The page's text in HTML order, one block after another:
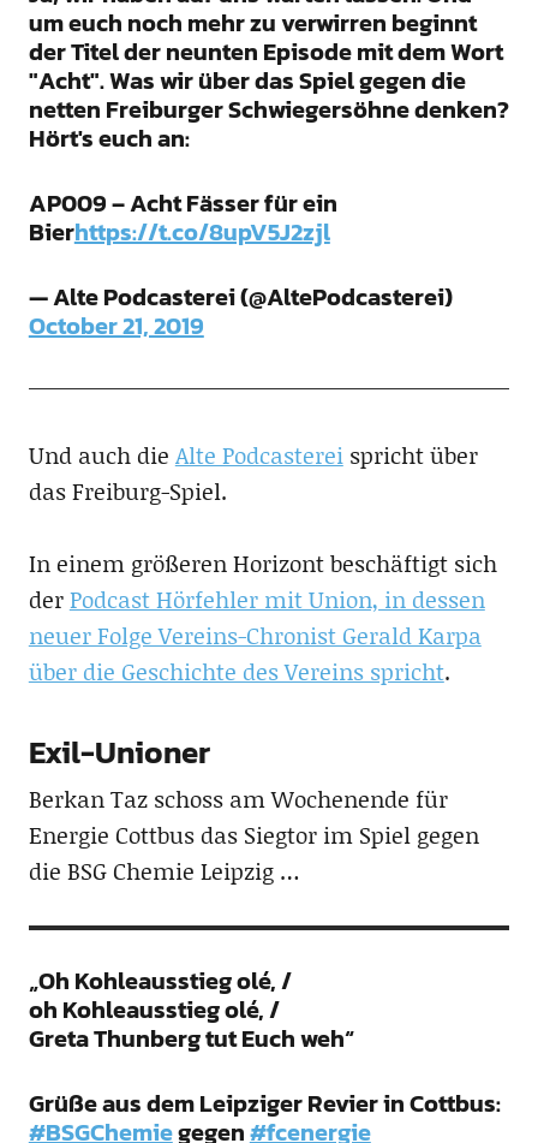
um euch noch mehr zu verwirren beginnt
der Titel der neunten Episode mit dem Wort
"Acht". Was wir über das Spiel gegen die
netten Freiburger Schwiegersöhne denken?
Hört's euch an:
AP009 – Acht Fässer für ein
Bierhttps://t.co/8upV5J2zjl
— Alte Podcasterei (@AltePodcasterei)
October 21, 2019
Und auch die Alte Podcastereispricht über
das Freiburg-Spiel.
In einem größeren Horizont beschäftigt sich
derPodcast Hörfehler mit Union, in dessen
neuer Folge Vereins-Chronist Gerald Karpa
über die Geschichte des Vereins spricht.
Exil-Unioner
Berkan Taz schoss am Wochenende für
Energie Cottbus das Siegtor im Spiel gegen
die BSG Chemie Leipzig …
„Oh Kohleausstieg olé, /
oh Kohleausstieg olé, /
Greta Thunberg tut Euch weh“
Grüße aus dem Leipziger Revier in Cottbus:
#BSGChemiegegen#fcenergie